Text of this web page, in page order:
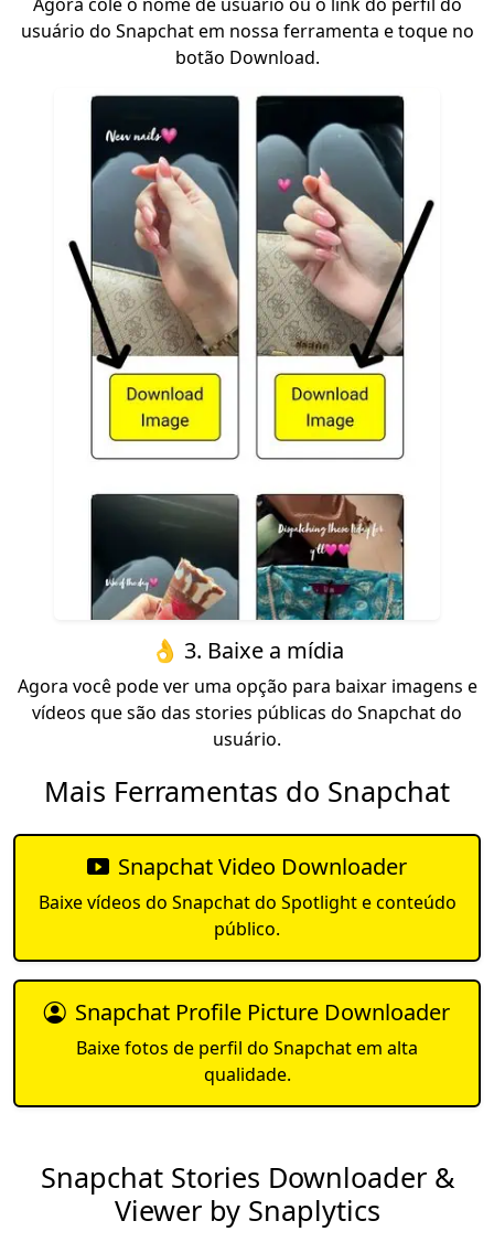
usuário do Snapchat em nossa ferramenta e toque no
botão Download.
👌 3. Baixe a mídia
Agora você pode ver uma opção para baixar imagens e
vídeos que são das stories públicas do Snapchat do
usuário.
Mais Ferramentas do Snapchat
Snapchat Video Downloader
Baixe vídeos do Snapchat do Spotlight e conteúdo
público.
Snapchat Profile Picture Downloader
Baixe fotos de perfil do Snapchat em alta
qualidade.
Snapchat Stories Downloader &
Viewer by Snaplytics